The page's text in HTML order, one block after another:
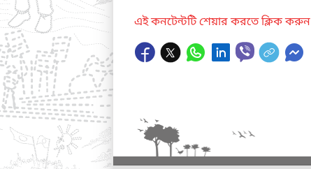
এই কনটেন্টটি শেয়ার করতে ক্লিক করুন